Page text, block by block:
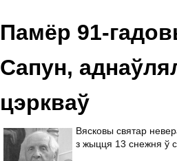
Памёр 91-
Сапун,
цэркваў
Вясковы святар
з жыцця 13 снежня ў